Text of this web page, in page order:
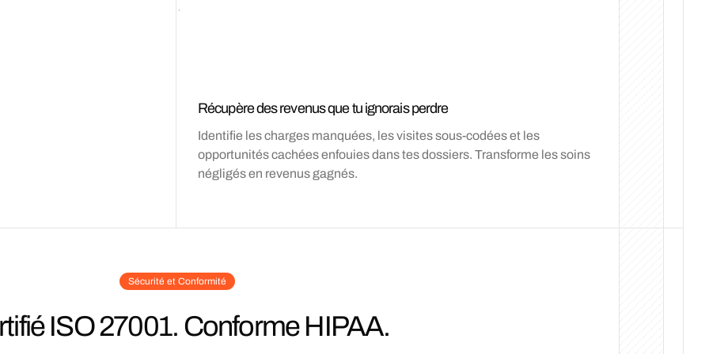
Récupère des revenus que tu ignorais perdre
Identifie les charges manquées, les visites sous-codées et les
opportunités cachées enfouies dans tes dossiers. Transforme les soins
négligés en revenus gagnés.
Sécurité et Conformité
ISO 27001. Conforme HIPAA.